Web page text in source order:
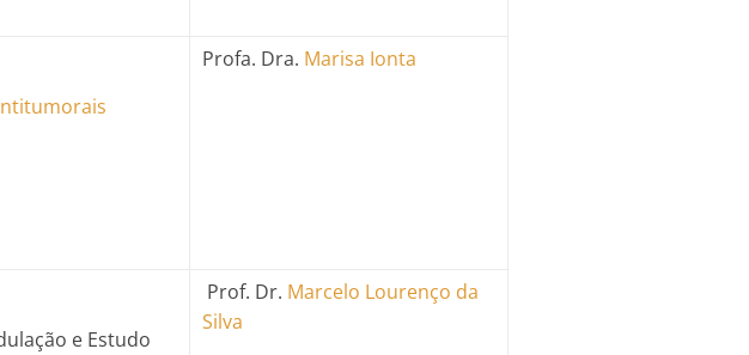
Profa. Dra. Marisa Ionta
e Estudo
Prof. Dr. Marcelo Lourenço da
Silva